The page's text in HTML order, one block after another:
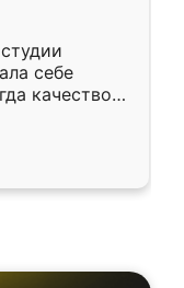
себе
качеством
уже почти